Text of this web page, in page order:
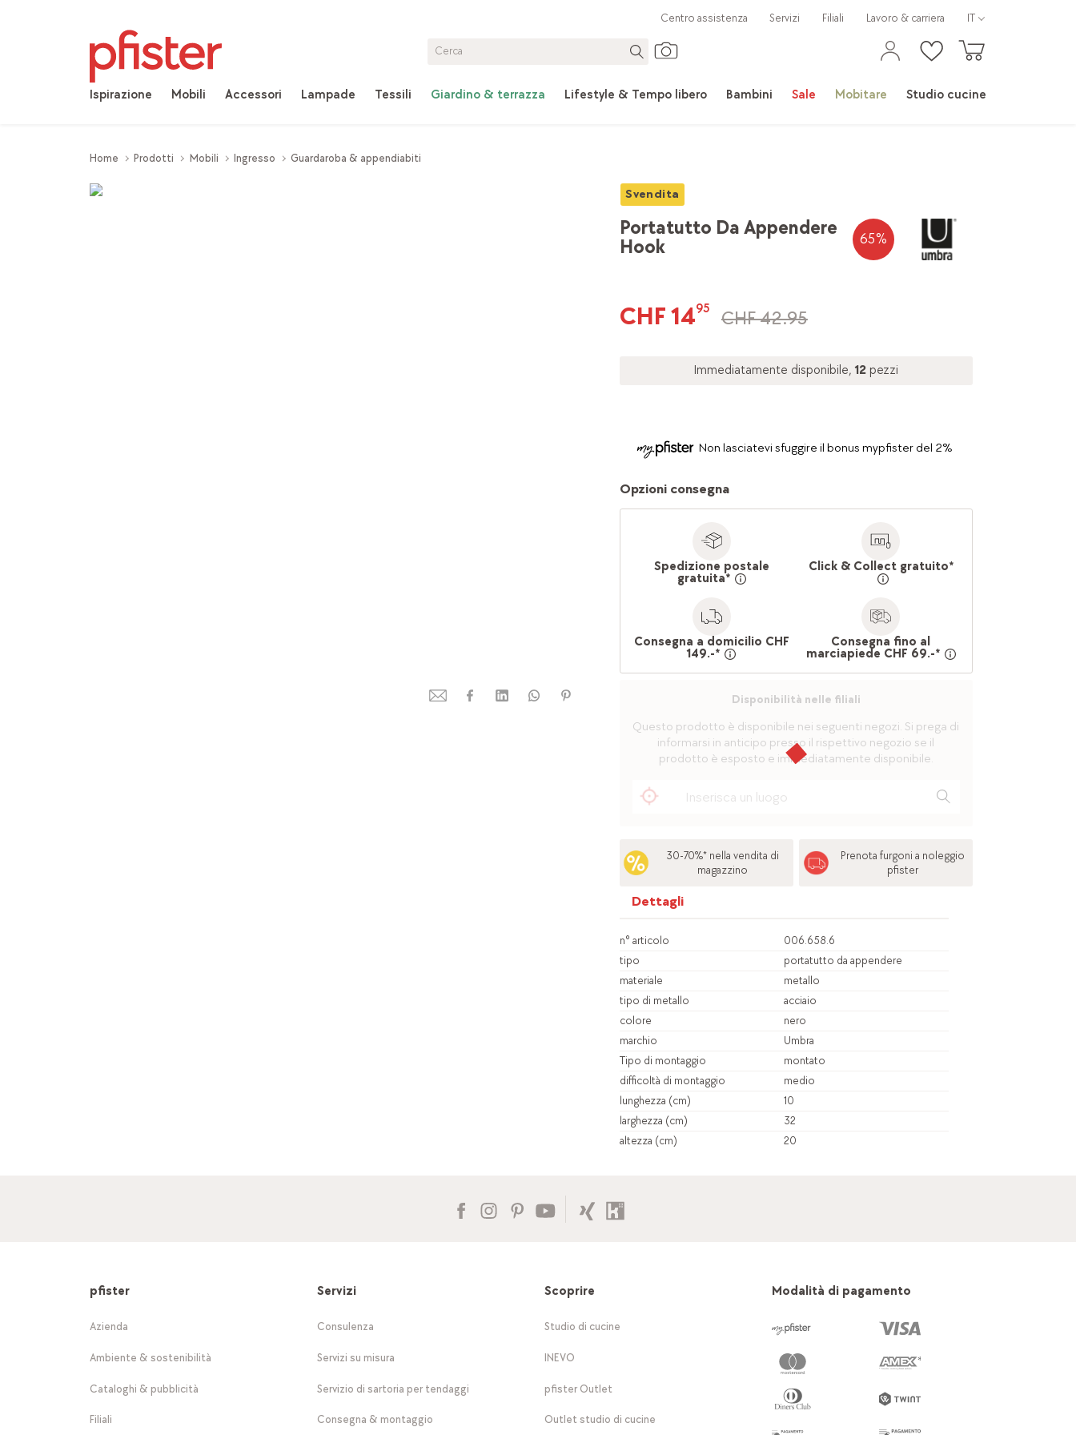
Ispirazione Mobili Accessori Lampade Tessili Giardino & terrazza Lifestyle & Tempo libero Bambini Sale Mobitare Studio cucine
Centro assistenza Servizi Filiali Lavoro & carriera IT
Home Prodotti Mobili Ingresso Guardaroba & appendiabiti
Svendita
Portatutto Da Appendere
Hook
65%
CHF 1495 CHF 42.95
Immediatamente disponibile,12 pezzi
Non lasciatevi sfuggire il bonus mypfister del 2%
Opzioni consegna
Spedizione postale
gratuita*
Click & Collect gratuito*
Consegna a domicilio CHF
149.-*
Consegna fino al
marciapiede CHF 69.-*
Disponibilità nelle filiali
Questo prodotto è disponibile nei seguenti negozi. Si prega di
informarsi in anticipo presso il rispettivo negozio se il
prodotto è esposto e immediatamente disponibile.
30-70%* nella vendita di
magazzino
Prenota furgoni a noleggio
pfister
Dettagli
n° articolo
006.658.6
tipo
portatutto da appendere
materiale
metallo
tipo di metallo
acciaio
colore
nero
marchio
Umbra
Tipo di montaggio
montato
difficoltà di montaggio
medio
lunghezza (cm)
10
larghezza (cm)
32
altezza (cm)
20
pfister
Azienda
Ambiente & sostenibilità
Cataloghi & pubblicità
Filiali
Servizi
Consulenza
Servizi su misura
Servizio di sartoria per tendaggi
Consegna & montaggio
Scoprire
Studio di cucine
INEVO
pfister Outlet
Outlet studio di cucine
Modalità di pagamento